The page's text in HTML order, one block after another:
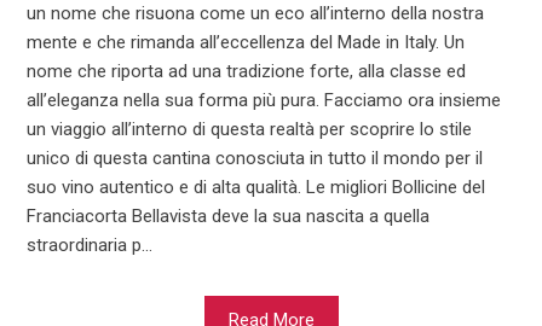
un nome che risuona come un eco all’interno della nostra
mente e che rimanda all’eccellenza del Made in Italy. Un
nome che riporta ad una tradizione forte, alla classe ed
all’eleganza nella sua forma più pura. Facciamo ora insieme
un viaggio all’interno di questa realtà per scoprire lo stile
unico di questa cantina conosciuta in tutto il mondo per il
suo vino autentico e di alta qualità. Le migliori Bollicine del
Franciacorta Bellavista deve la sua nascita a quella
straordinaria p...
Read More